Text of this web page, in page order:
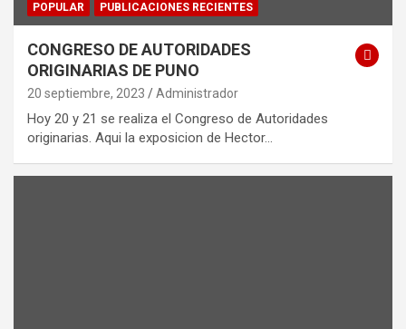
POPULAR
PUBLICACIONES RECIENTES
CONGRESO DE AUTORIDADES
ORIGINARIAS DE PUNO
20 septiembre, 2023 Administrador
Hoy 20 y 21 se realiza el Congreso de Autoridades
originarias. Aqui la exposicion de Hector…